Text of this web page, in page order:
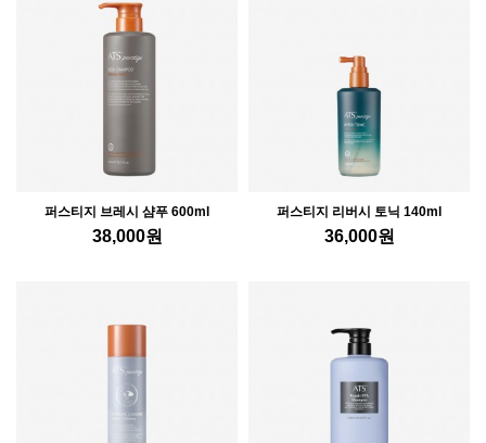
퍼스티지 브레시 샴푸 600ml
38,000원
퍼스티지 리버시 토닉 140ml
36,000원